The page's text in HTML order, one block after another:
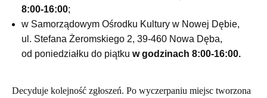
8:00-16:00;
w Samorządowym Ośrodku Kultury w Nowej Dębie,
ul. Stefana Żeromskiego 2, 39-460 Nowa Dęba,
od poniedziałku do piątku w godzinach 8:00-16:00.
Decyduje kolejność zgłoszeń. Po wyczerpaniu miejsc tworzona